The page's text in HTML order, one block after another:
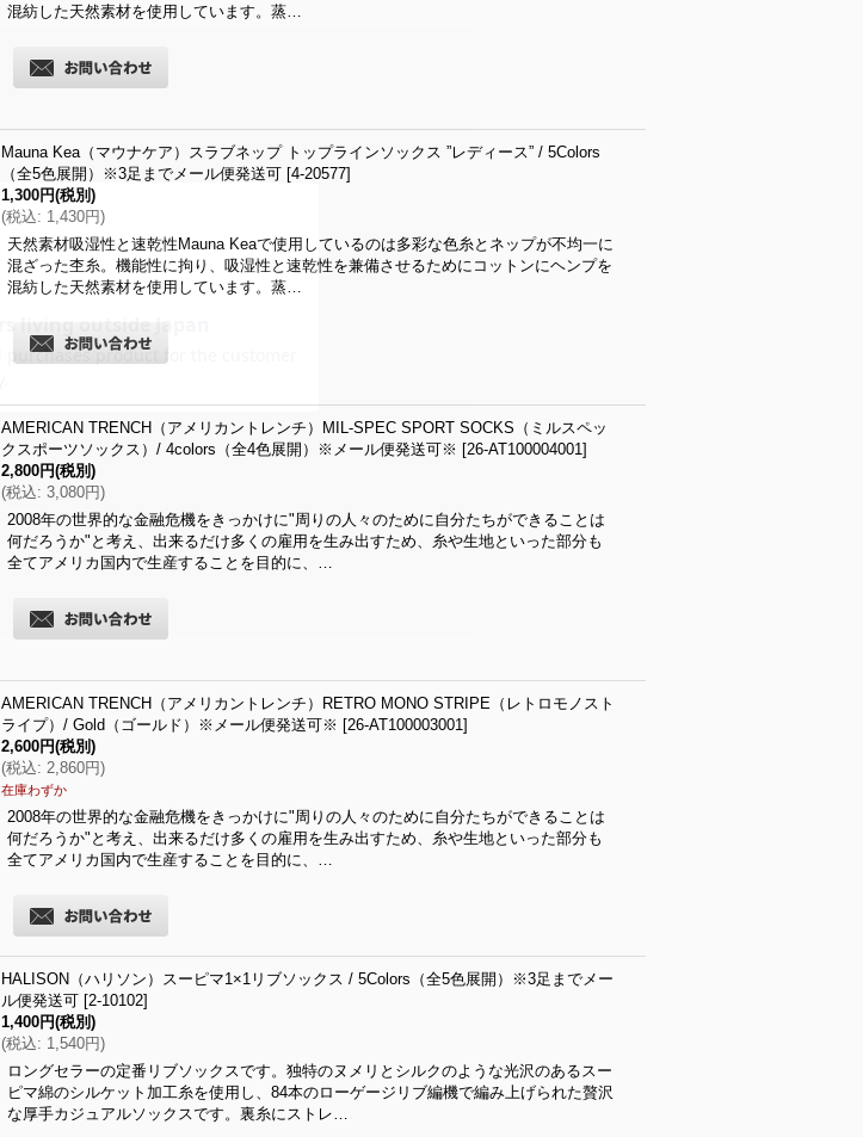
混紡した天然素材を使用しています。蒸…
Mauna Kea（マウナケア）スラブネップ トップラインソックス ”レディース” / 5Colors
（全5色展開）※3足までメール便発送可 [4-20577]
1,300円(税別)
(税込: 1,430円)
天然素材吸湿性と速乾性Mauna Keaで使用しているのは多彩な色糸とネップが不均一に
混ざった杢糸。機能性に拘り、吸湿性と速乾性を兼備させるためにコットンにヘンプを
混紡した天然素材を使用しています。蒸…
AMERICAN TRENCH（アメリカントレンチ）MIL-SPEC SPORT SOCKS（ミルスペッ
クスポーツソックス）/ 4colors（全4色展開）※メール便発送可※ [26-AT100004001]
2,800円(税別)
(税込: 3,080円)
2008年の世界的な金融危機をきっかけに"周りの人々のために自分たちができることは
何だろうか"と考え、出来るだけ多くの雇用を生み出すため、糸や生地といった部分も
全てアメリカ国内で生産することを目的に、…
AMERICAN TRENCH（アメリカントレンチ）RETRO MONO STRIPE（レトロモノスト
ライプ）/ Gold（ゴールド）※メール便発送可※ [26-AT100003001]
2,600円(税別)
(税込: 2,860円)
在庫わずか
2008年の世界的な金融危機をきっかけに"周りの人々のために自分たちができることは
何だろうか"と考え、出来るだけ多くの雇用を生み出すため、糸や生地といった部分も
全てアメリカ国内で生産することを目的に、…
HALISON（ハリソン）スーピマ1×1リブソックス / 5Colors（全5色展開）※3足までメー
ル便発送可 [2-10102]
1,400円(税別)
(税込: 1,540円)
ロングセラーの定番リブソックスです。独特のヌメリとシルクのような光沢のあるスー
ピマ綿のシルケット加工糸を使用し、84本のローゲージリブ編機で編み上げられた贅沢
な厚手カジュアルソックスです。裏糸にストレ…